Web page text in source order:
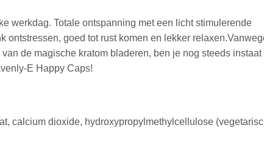
werkdag. Totale ontspanning met een licht stimulerende
goed tot rust komen en lekker
de magische kratom bladeren, ben je nog steeds instaat
E Happy Caps!
calcium dioxide, hydroxypropylmethylcellulose